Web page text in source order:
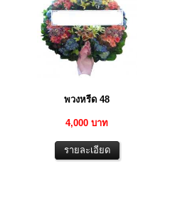
พวงหรีด 48
4,000 บาท